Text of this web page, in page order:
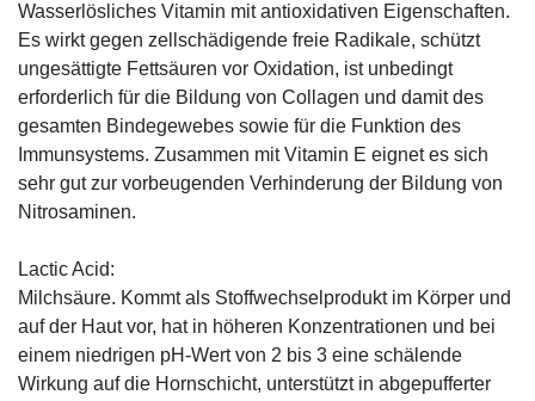
Wasserlösliches Vitamin mit antioxidativen Eigenschaften.
Es wirkt gegen zellschädigende freie Radikale, schützt
ungesättigte Fettsäuren vor Oxidation, ist unbedingt
erforderlich für die Bildung von Collagen und damit des
gesamten Bindegewebes sowie für die Funktion des
Immunsystems. Zusammen mit Vitamin E eignet es sich
sehr gut zur vorbeugenden Verhinderung der Bildung von
Nitrosaminen.
Lactic Acid:
Milchsäure. Kommt als Stoffwechselprodukt im Körper und
auf der Haut vor, hat in höheren Konzentrationen und bei
einem niedrigen pH-Wert von 2 bis 3 eine schälende
Wirkung auf die Hornschicht, unterstützt in abgepufferter